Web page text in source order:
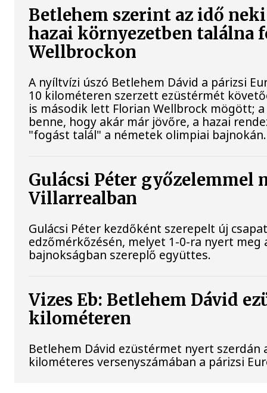
Betlehem szerint az idő
hazai környezetben találna
Wellbrockon
A nyíltvízi úszó Betlehem Dávid a párizsi
10 kilométeren szerzett ezüstérmét
is második lett Florian Wellbrock mögött;
benne, hogy akár már jövőre, a hazai
"fogást talál" a németek olimpiai bajnokán.
Gulácsi Péter győzelemmel
Villarrealban
Gulácsi Péter kezdőként szerepelt új
edzőmérkőzésén, melyet 1-0-ra nyert
bajnokságban szereplő együttes.
Vizes Eb: Betlehem Dávid
kilométeren
Betlehem Dávid ezüstérmet nyert szerdán
kilométeres versenyszámában a párizsi